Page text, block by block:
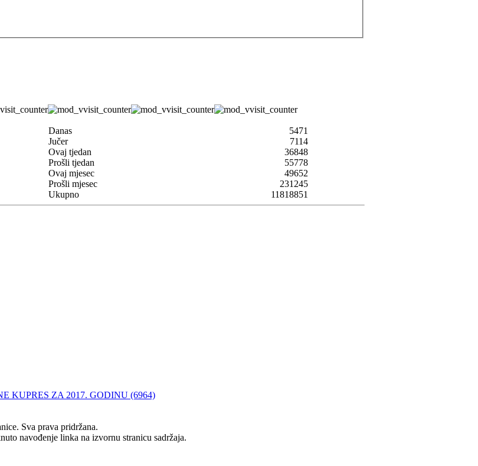
Danas
5471
Jučer
7114
Ovaj tjedan
36848
Prošli tjedan
55778
Ovaj mjesec
49652
Prošli mjesec
231245
Ukupno
11818851
KUPRES ZA 2017. GODINU (6964)
Sva prava pridržana.
navođenje linka na izvornu stranicu sadržaja.